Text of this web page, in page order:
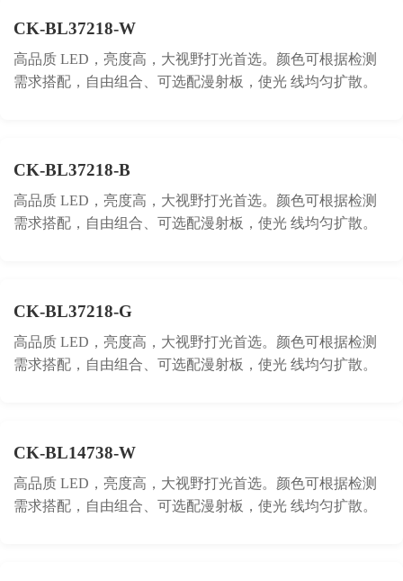
CK-BL37218-W
高品质 LED，亮度高，大视野打光首选。颜色可根据检测
需求搭配，自由组合、可选配漫射板，使光 线均匀扩散。
CK-BL37218-B
高品质 LED，亮度高，大视野打光首选。颜色可根据检测
需求搭配，自由组合、可选配漫射板，使光 线均匀扩散。
CK-BL37218-G
高品质 LED，亮度高，大视野打光首选。颜色可根据检测
需求搭配，自由组合、可选配漫射板，使光 线均匀扩散。
CK-BL14738-W
高品质 LED，亮度高，大视野打光首选。颜色可根据检测
需求搭配，自由组合、可选配漫射板，使光 线均匀扩散。